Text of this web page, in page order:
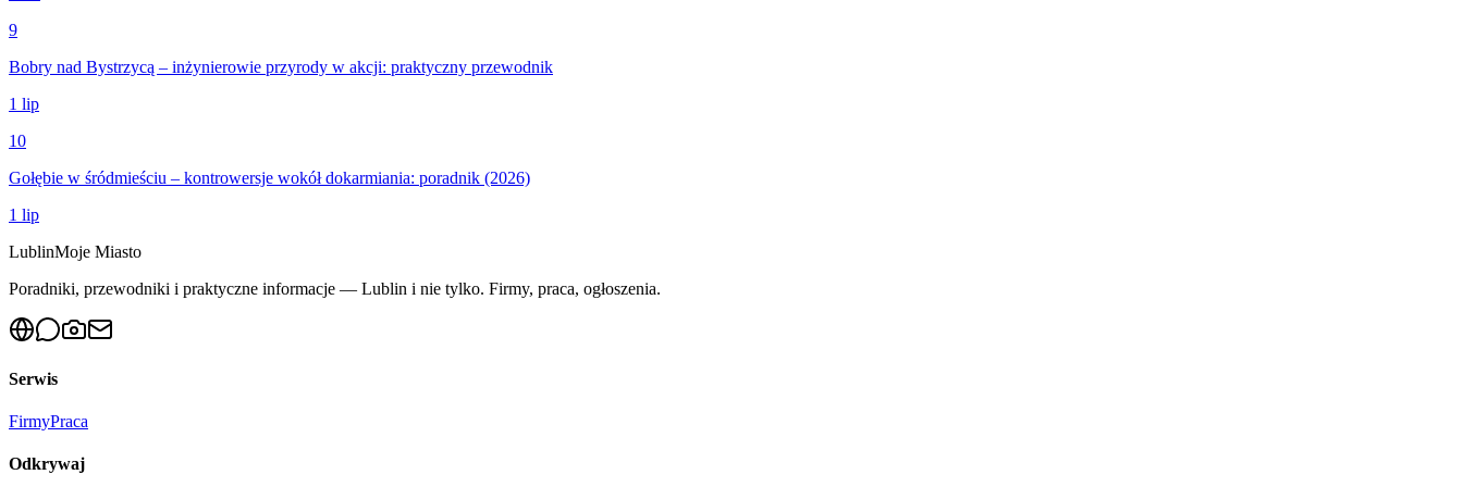
9
Bobry nad Bystrzycą – inżynierowie przyrody w akcji: praktyczny przewodnik
1 lip
10
Gołębie w śródmieściu – kontrowersje wokół dokarmiania: poradnik (2026)
1 lip
LublinMoje Miasto
Poradniki, przewodniki i praktyczne informacje — Lublin i nie tylko. Firmy, praca, ogłoszenia.
Serwis
FirmyPraca
Odkrywaj